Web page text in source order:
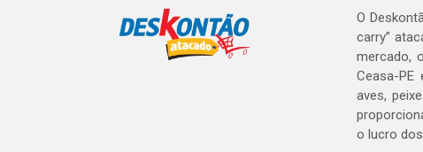
O
carry”
mercado,
Ceasa-
aves,
o lucro